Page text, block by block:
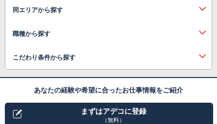
同エリアから探す
職種から探す
こだわり条件から探す
あなたの経験や希望に合ったお仕事情報をご紹介
まずはアデコに登録
（無料）